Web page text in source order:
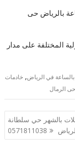
بالرياض حى
المختلفة على مدار
في الرياض,خادمات
الرمال
بالشهر حي سلطانة
0571811038